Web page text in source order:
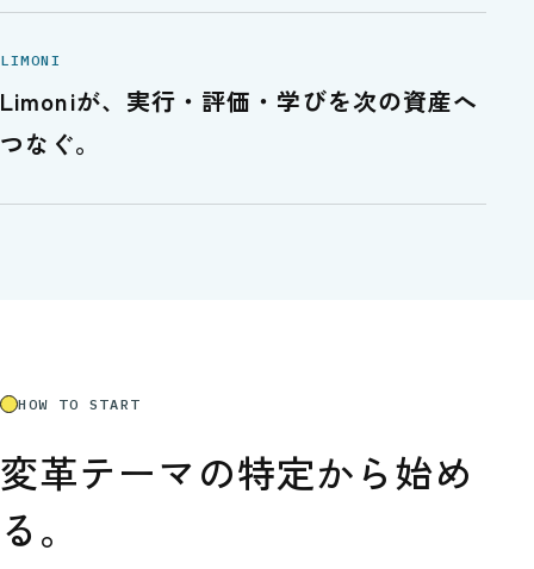
LIMONI
Limoniが、実行・評価・学びを次の資産へ
つなぐ。
HOW TO START
変革テーマの特定から始め
る。